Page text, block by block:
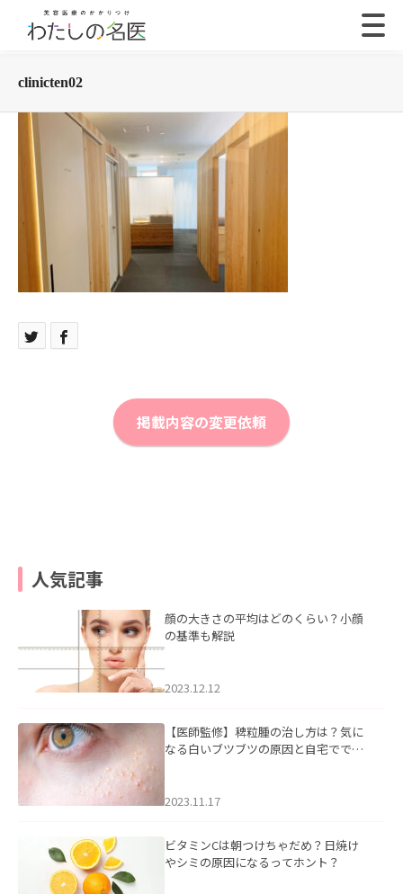
clinicten02
掲載内容の変更依頼
人気記事
顔の大きさの平均はどのくらい？小顔
の基準も解説
2023.12.12
【医師監修】稗粒腫の治し方は？気に
なる白いブツブツの原因と自宅ででき
2023.11.17
ビタミンCは朝つけちゃだめ？日焼け
やシミの原因になるってホント？